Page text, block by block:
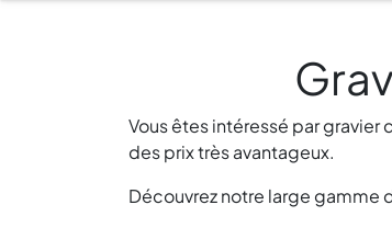
Vous êtes intéressé par gravier
des prix très avantageux.
Découvrez notre large gamme